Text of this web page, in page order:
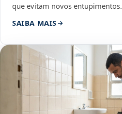
que evitam novos entupimentos.
SAIBA MAIS